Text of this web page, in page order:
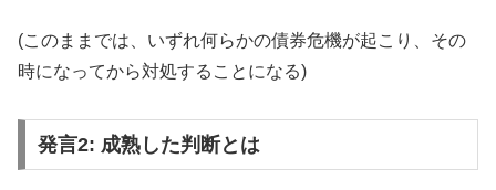
(このままでは、いずれ何らかの債券危機が起こり、その
時になってから対処することになる)
発言2: 成熟した判断とは